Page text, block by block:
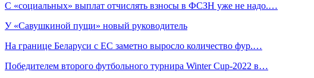
С «социальных» выплат отчислять взносы в ФСЗН уже не надо.…
У «Савушкиной пущи» новый руководитель
На границе Беларуси с ЕС заметно выросло количество фур.…
Победителем второго футбольного турнира Winter Cup-2022 в…